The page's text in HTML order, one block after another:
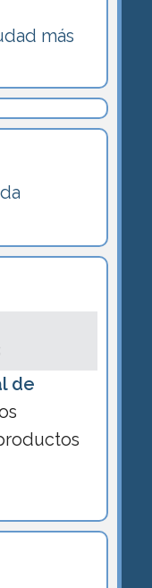
más
de